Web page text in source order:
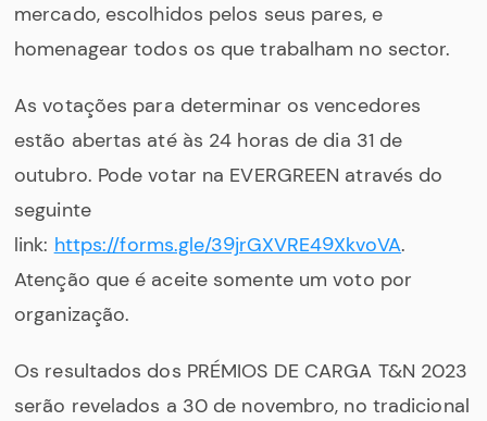
mercado, escolhidos pelos seus pares, e
homenagear todos os que trabalham no sector.
As votações para determinar os vencedores
estão abertas até às 24 horas de dia 31 de
outubro. Pode votar na EVERGREEN através do
seguinte
link: https://forms.gle/39jrGXVRE49XkvoVA.
Atenção que é aceite somente um voto por
organização.
Os resultados dos PRÉMIOS DE CARGA T&N 2023
serão revelados a 30 de novembro, no tradicional